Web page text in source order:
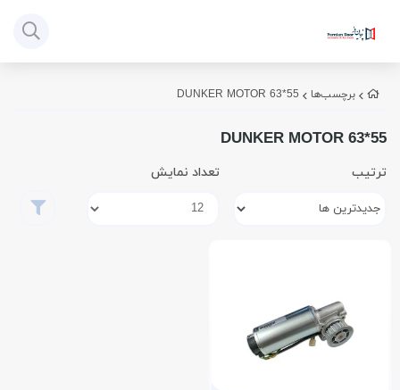
برچسب‌ها DUNKER MOTOR 63*55
DUNKER MOTOR 63*55
ترتیب تعداد نمایش